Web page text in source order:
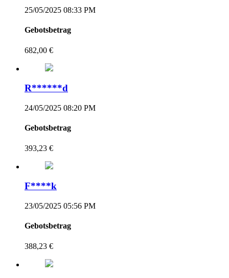
25/05/2025 08:33 PM
Gebotsbetrag
682,00 €
R******d
24/05/2025 08:20 PM
Gebotsbetrag
393,23 €
F****k
23/05/2025 05:56 PM
Gebotsbetrag
388,23 €